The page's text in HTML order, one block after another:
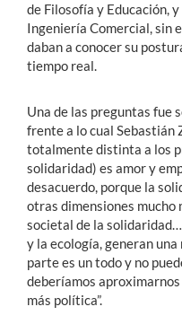
de Filosofía y Educación,
Ingeniería Comercial, sin
daban a conocer su
tiempo real.
Una de las preguntas fue
frente a lo cual Sebastián
totalmente distinta a los
solidaridad) es amor y
desacuerdo, porque la
otras dimensiones mucho
societal de la
y la ecología, generan
parte es un todo y no
deberíamos
más política”.